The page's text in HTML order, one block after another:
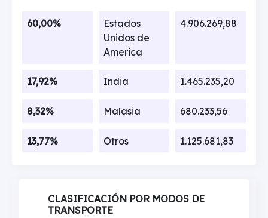
60,00%
Estados
Unidos de
America
4.906.269,88
17,92% India 1.465.235,20
8,32% Malasia 680.233,56
13,77% Otros 1.125.681,83
CLASIFICACIÓN POR MODOS DE
TRANSPORTE